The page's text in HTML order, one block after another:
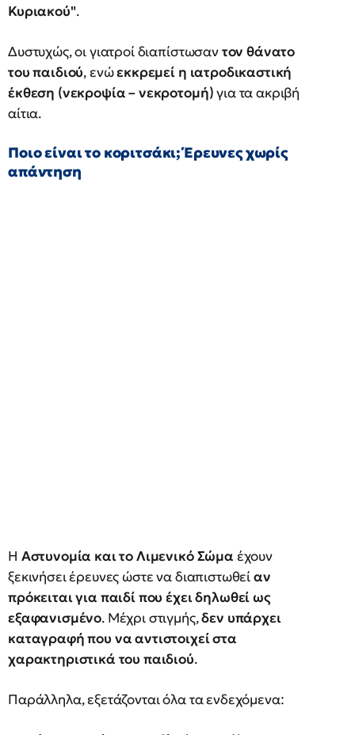
Κυριακού".
Δυστυχώς, οι γιατροί διαπίστωσαντον θάνατο
του παιδιού, ενώεκκρεμεί η ιατροδικαστική
έκθεση (νεκροψία – νεκροτομή)για τα ακριβή
αίτια.
Ποιο είναι το κοριτσάκι; Έρευνες χωρίς
απάντηση
Η Αστυνομία και το Λιμενικό Σώμα έχουν
ξεκινήσει έρευνες ώστε να διαπιστωθείαν
πρόκειται για παιδί που έχει δηλωθεί ως
εξαφανισμένο. Μέχρι στιγμής,δεν υπάρχει
καταγραφή που να αντιστοιχεί στα
χαρακτηριστικά του παιδιού.
Παράλληλα, εξετάζονται όλα τα ενδεχόμενα: